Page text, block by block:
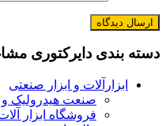
دسته بندی دایرکتوری
ابزارآلات و ابزار صنعتی
صنعت هیدرولیک و
فروشگاه ابزار